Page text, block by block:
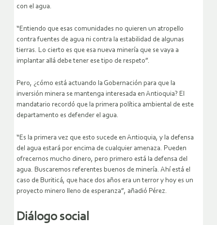
con el agua.
“Entiendo que esas comunidades no quieren un atropello
contra fuentes de agua ni contra la estabilidad de algunas
tierras. Lo cierto es que esa nueva minería que se vaya a
implantar allá debe tener ese tipo de respeto”.
Pero, ¿cómo está actuando la Gobernación para que la
inversión minera se mantenga interesada en Antioquia? El
mandatario recordó que la primera política ambiental de este
departamento es defender el agua.
“Es la primera vez que esto sucede en Antioquia, y la defensa
del agua estará por encima de cualquier amenaza. Pueden
ofrecernos mucho dinero, pero primero está la defensa del
agua. Buscaremos referentes buenos de minería. Ahí está el
caso de Buriticá, que hace dos años era un terror y hoy es un
proyecto minero lleno de esperanza”, añadió Pérez.
Diálogo social